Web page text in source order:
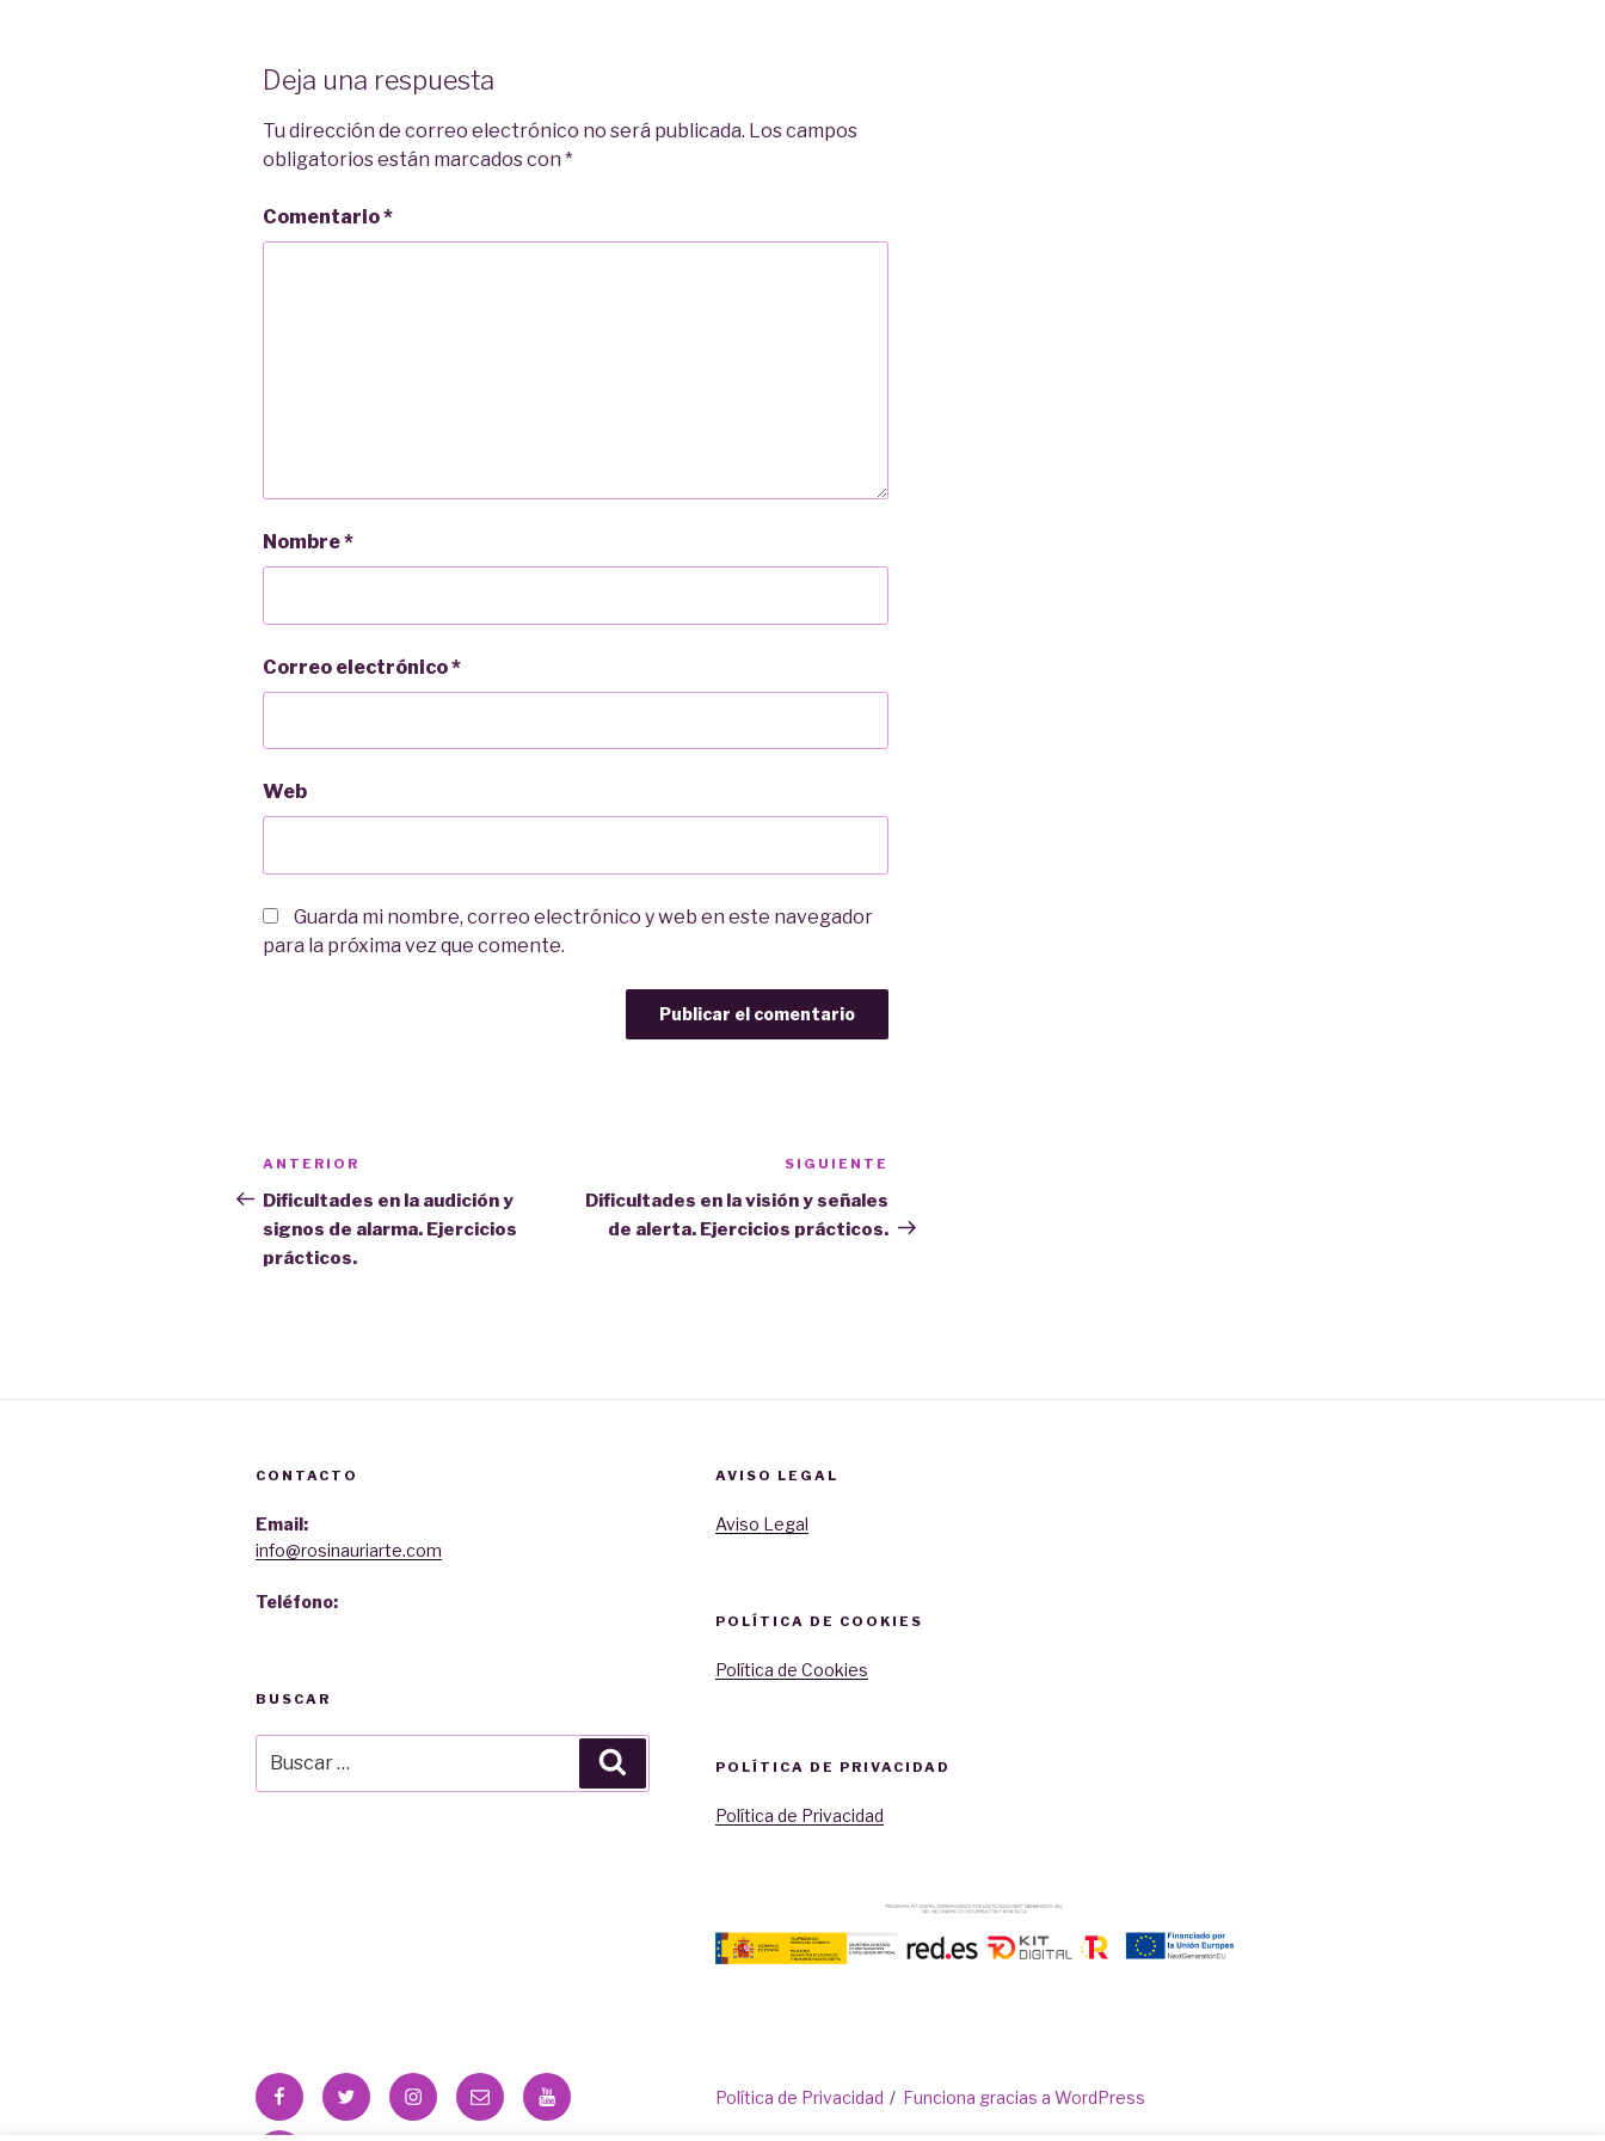
Deja una respuesta
Tu dirección de correo electrónico no será publicada. Los campos
obligatorios están marcados con *
Comentario*
Nombre*
Correo electrónico*
Web
Guarda mi nombre, correo electrónico y web en este navegador
para la próxima vez que comente.
Navegación
de
entradas
Entrada
anterior:
ANTERIOR
Dificultades en la audición y
signos de alarma. Ejercicios
prácticos.
SIGUIENTE
Dificultades en la visión y señales
de alerta. Ejercicios prácticos.
CONTACTO
Email:
info@rosinauriarte.com
Teléfono:
BUSCAR
por:
AVISO LEGAL
Aviso Legal
POLÍTICA DE COOKIES
Política de Cookies
POLÍTICA DE PRIVACIDAD
Política de Privacidad
FacebookTwitter InstagramCorreo
electrónico
Youtube Política de Privacidad Funciona gracias a WordPress